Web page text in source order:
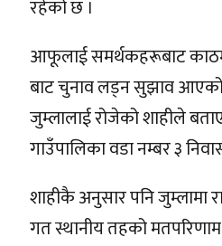
रहेको छ ।
आफूलाई समर्थकहरूबाट
बाट चुनाव लड्न सुझाव
जुम्लालाई रोजेको शाहीले
गाउँपालिका वडा नम्बर ३
शाहीकै अनुसार पनि जुम्लामा
गत स्थानीय तहको